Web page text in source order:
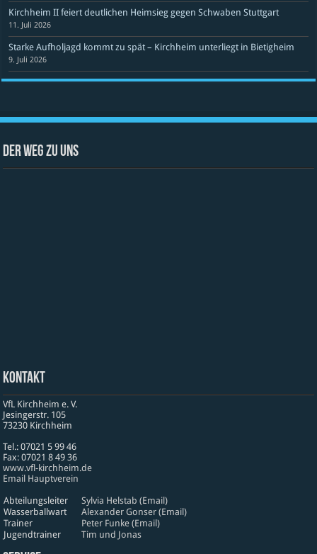
Kirchheim II feiert deutlichen Heimsieg gegen Schwaben Stuttgart
11. Juli 2026
Starke Aufholjagd kommt zu spät – Kirchheim unterliegt in Bietigheim
9. Juli 2026
Der Weg zu uns
Kontakt
VfL Kirchheim e. V.
Jesinger­str. 105
73230 Kirch­heim
Tel.: 07021 5 99 46
Fax: 07021 8 49 36
www​.vfl​-kirch​heim​.de
Email Hauptverein
Abteilungsleiter
Sylvia Helstab (Email)
Wasserballwart
Alexander Gonser (Email)
Trainer
Peter Funke (Email)
Jugendtrainer
Tim und Jonas